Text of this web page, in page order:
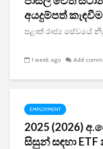
අයදුම්පත් කැඳවීම
පළාත් රාජ්‍ය සේවයේ
1 week ago Add
EMPLOYMENT
2025 (2026)
සිසුන් සඳහා